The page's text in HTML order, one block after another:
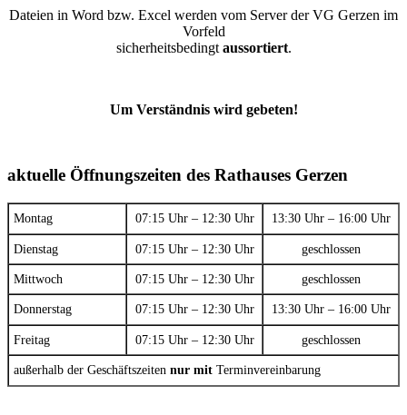
Dateien in Word bzw. Excel werden vom Server der VG Gerzen im
Vorfeld
sicherheitsbedingt aussortiert.
Um Verständnis wird gebeten!
aktuelle Öffnungszeiten des Rathauses Gerzen
Montag 07:15 Uhr – 12:30 Uhr 13:30 Uhr – 16:00 Uhr
Dienstag 07:15 Uhr – 12:30 Uhr geschlossen
Mittwoch 07:15 Uhr – 12:30 Uhr geschlossen
Donnerstag 07:15 Uhr – 12:30 Uhr 13:30 Uhr – 16:00 Uhr
Freitag 07:15 Uhr – 12:30 Uhr geschlossen
außerhalb der Geschäftszeiten nur mit Terminvereinbarung